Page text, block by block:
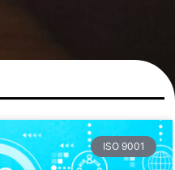
ISO 9001